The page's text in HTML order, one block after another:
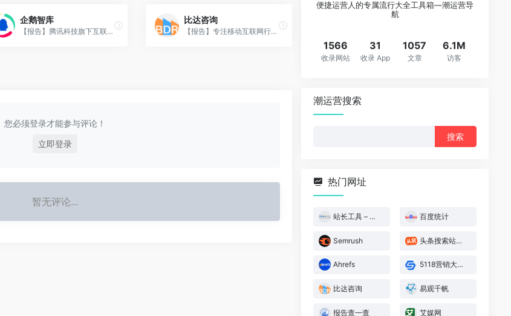
企鹅智库
【报告】腾讯科技旗下互联网产业趋势研究、案例与数据分析专业机构。
比达咨询
【报告】专注移动互联网行业的市场研究和数据交流平台。
您必须登录才能参与评论！
立即登录
暂无评论...
便捷运营人的专属流行大全工具箱—潮运营导
航
1566
收录网站
31
收录 App
1057
文章
6.1M
访客
潮运营搜索
热门网址
站长工具 – 站长之家 百度统计
Semrush 头条搜索站长平台
Ahrefs 5118营销大数据
比达咨询 易观千帆
报告查一查 艾媒网